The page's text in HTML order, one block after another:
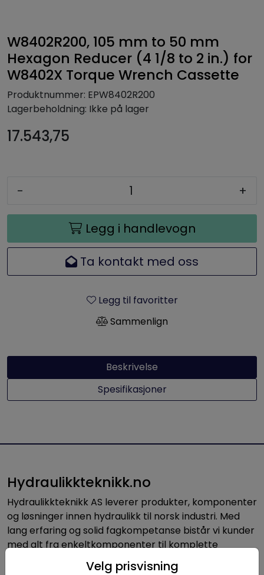
W8402R200, 105 mm to 50 mm
Hexagon Reducer (4 1/8 to 2 in.) for
W8402X Torque Wrench Cassette
Produktnummer: EPW8402R200
Lagerbeholdning: Ikke på lager
17.543,75
- +
Legg i handlevogn
Ta kontakt med oss
Legg til favoritter
Sammenlign
Beskrivelse
Spesifikasjoner
Hydraulikkteknikk.no
Hydraulikkteknikk AS leverer produkter, komponenter
og løsninger innen hydraulikk til norsk industri. Med
lang erfaring og solid fagkompetanse bistår vi kunder
med alt fra enkeltkomponenter til komplette
hydrauliske systemer.Velg prisvisning